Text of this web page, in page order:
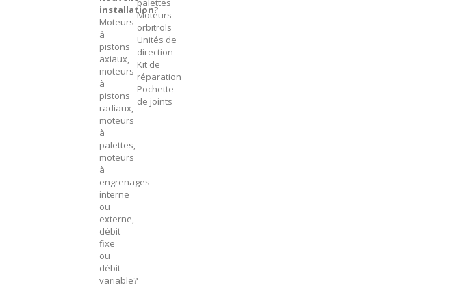
installation?
Moteurs
à
pistons
axiaux,
moteurs
à
pistons
radiaux,
moteurs
à
palettes,
moteurs
à
engrenages
interne
ou
externe,
débit
fixe
ou
débit
variable?
palettes
Moteurs
orbitrols
Unités de
direction
Kit de
réparation
Pochette
de joints